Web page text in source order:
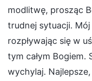
modlitwę, prosząc
trudnej sytuacji.
rozpływając się w
tym całym Bogiem.
wychylaj.